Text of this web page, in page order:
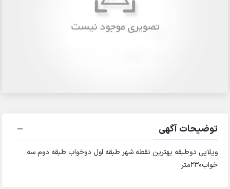
توضیحات آگهی
ویلایی دوطبقه بهترین نقطه شهر طبقه اول دوخواب طبقه دوم سه
خواب۲۳۰متر